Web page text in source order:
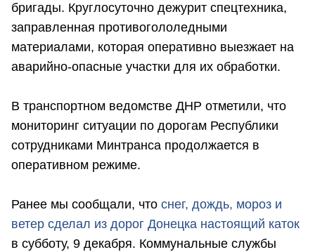
бригады. Круглосуточно дежурит спецтехника,
заправленная противогололедными
материалами, которая оперативно выезжает на
аварийно-опасные участки для их обработки.
В транспортном ведомстве ДНР отметили, что
мониторинг ситуации по дорогам Республики
сотрудниками Минтранса продолжается в
оперативном режиме.
Ранее мы сообщали, что снег, дождь, мороз и
ветер сделал из дорог Донецка настоящий каток
в субботу, 9 декабря. Коммунальные службы